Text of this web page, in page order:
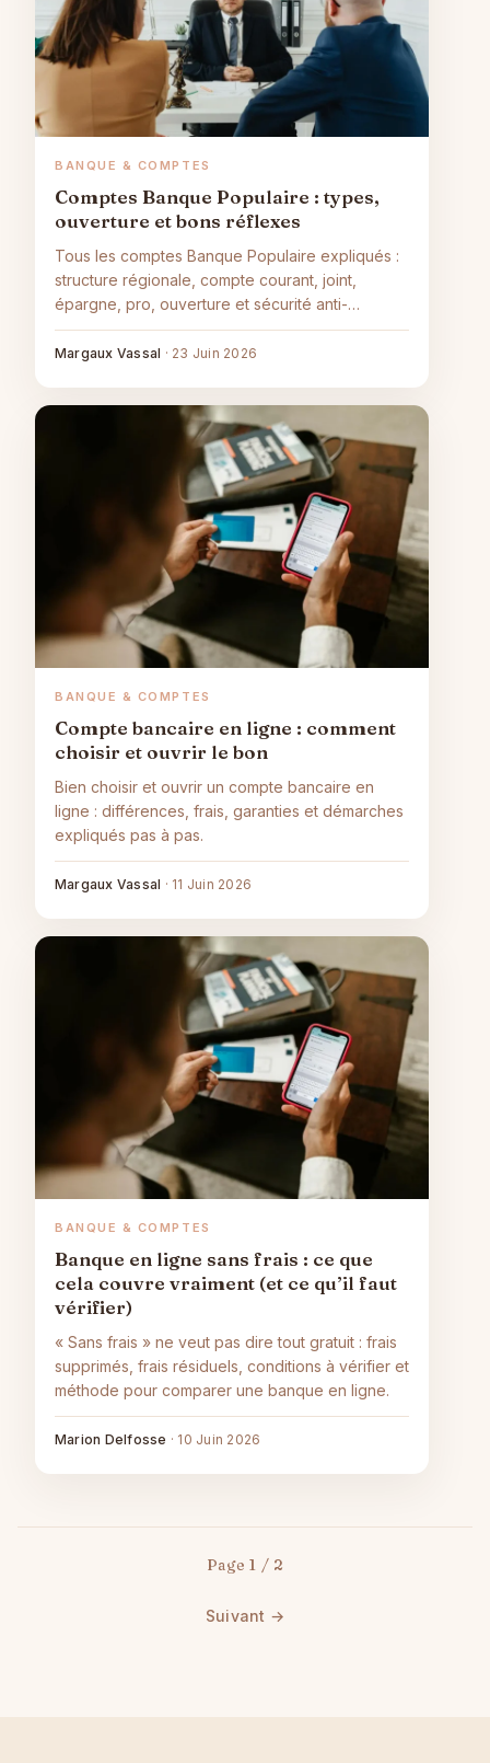
BANQUE & COMPTES
Comptes Banque Populaire : types,
ouverture et bons réflexes
Tous les comptes Banque Populaire expliqués :
structure régionale, compte courant, joint,
épargne, pro, ouverture et sécurité anti-
phishing.
Margaux Vassal · 23 Juin 2026
BANQUE & COMPTES
Compte bancaire en ligne : comment
choisir et ouvrir le bon
Bien choisir et ouvrir un compte bancaire en
ligne : différences, frais, garanties et démarches
expliqués pas à pas.
Margaux Vassal · 11 Juin 2026
BANQUE & COMPTES
Banque en ligne sans frais : ce que
cela couvre vraiment (et ce qu’il faut
vérifier)
« Sans frais » ne veut pas dire tout gratuit : frais
supprimés, frais résiduels, conditions à vérifier et
méthode pour comparer une banque en ligne.
Marion Delfosse · 10 Juin 2026
Page 1 / 2
Suivant →